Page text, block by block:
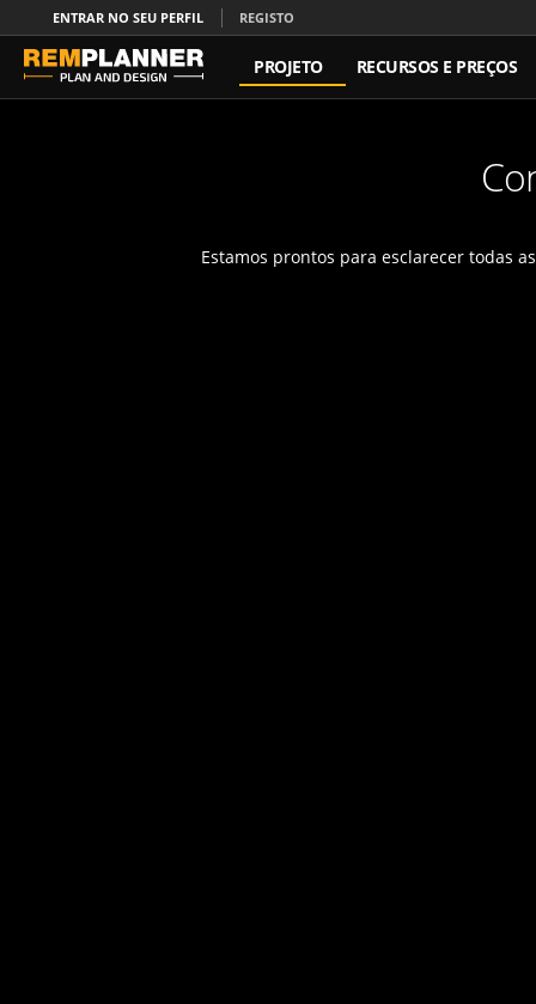
ENTRAR NO SEU PERFIL REGISTO
PROJETO RECURSOS E PREÇOS
Estamos prontos para esclarecer todas